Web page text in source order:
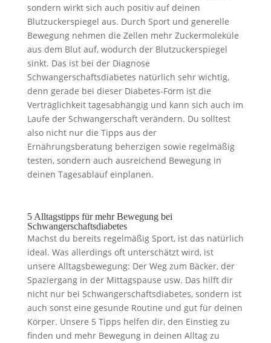
sondern wirkt sich auch positiv auf deinen
Blutzuckerspiegel aus. Durch Sport und generelle
Bewegung nehmen die Zellen mehr Zuckermoleküle
aus dem Blut auf, wodurch der Blutzuckerspiegel
sinkt. Das ist bei der Diagnose
Schwangerschaftsdiabetes natürlich sehr wichtig,
denn gerade bei dieser Diabetes-Form ist die
Verträglichkeit tagesabhängig und kann sich auch im
Laufe der Schwangerschaft verändern. Du solltest
also nicht nur die Tipps aus der
Ernährungsberatung beherzigen sowie regelmäßig
testen, sondern auch ausreichend Bewegung in
deinen Tagesablauf einplanen.
5 Alltagstipps für mehr Bewegung bei
Schwangerschaftsdiabetes
Machst du bereits regelmäßig Sport, ist das natürlich
ideal. Was allerdings oft unterschätzt wird, ist
unsere Alltagsbewegung: Der Weg zum Bäcker, der
Spaziergang in der Mittagspause usw. Das hilft dir
nicht nur bei Schwangerschaftsdiabetes, sondern ist
auch sonst eine gesunde Routine und gut für deinen
Körper. Unsere 5 Tipps helfen dir, den Einstieg zu
finden und mehr Bewegung in deinen Alltag zu